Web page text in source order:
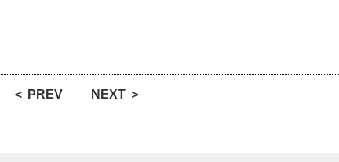
＜ PREV NEXT ＞